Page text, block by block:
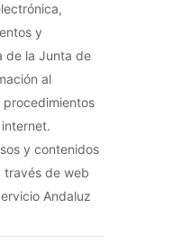
y
de la Junta de
al
y contenidos
través de web
Andaluz